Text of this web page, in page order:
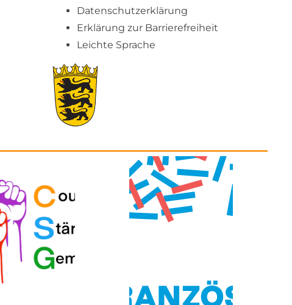
Datenschutzerklärung
Erklärung zur Barrierefreiheit
Leichte Sprache